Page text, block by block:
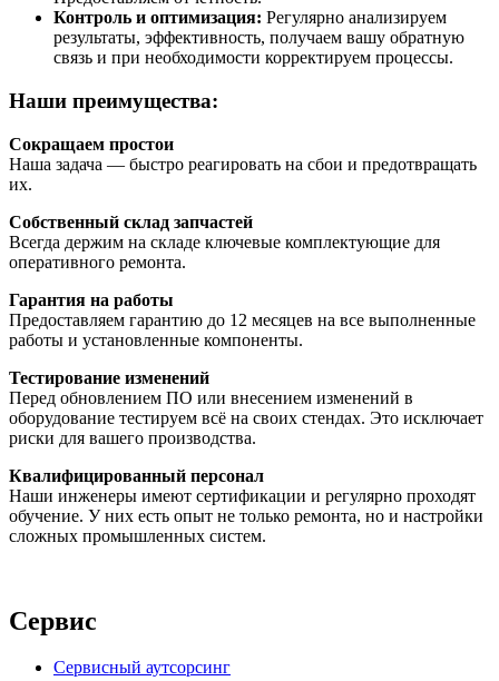
Контроль и оптимизация: Регулярно анализируем
результаты, эффективность, получаем вашу обратную
связь и при необходимости корректируем процессы.
Наши преимущества:
Сокращаем простои
Наша задача — быстро реагировать на сбои и предотвращать
их.
Собственный склад запчастей
Всегда держим на складе ключевые комплектующие для
оперативного ремонта.
Гарантия на работы
Предоставляем гарантию до 12 месяцев на все выполненные
работы и установленные компоненты.
Тестирование изменений
Перед обновлением ПО или внесением изменений в
оборудование тестируем всё на своих стендах. Это исключает
риски для вашего производства.
Квалифицированный персонал
Наши инженеры имеют сертификации и регулярно проходят
обучение. У них есть опыт не только ремонта, но и настройки
сложных промышленных систем.
Сервис
Сервисный аутсорсинг